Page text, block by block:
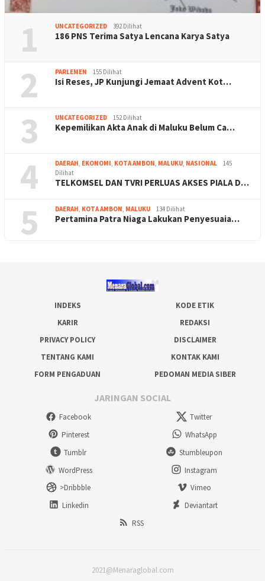
1 UNCATEGORIZED 392 Dilihat
186 PNS Terima Satya Lencana Karya Satya
2 PARLEMEN 155 Dilihat
Isi Reses, JP Kunjungi Jemaat Advent Kot…
3 UNCATEGORIZED 152 Dilihat
Kepemilikan Akta Anak di Maluku Belum Ca…
4 DAERAH, EKONOMI, KOTA AMBON, MALUKU, NASIONAL
145
Dilihat
TELKOMSEL DAN TVRI PERLUAS AKSES PIALA D…
5 DAERAH, KOTA AMBON, MALUKU 134 Dilihat
Pertamina Patra Niaga Lakukan Penyesuaia…
INDEKS
KODE ETIK
KARIR
REDAKSI
PRIVACY POLICY
DISCLAIMER
TENTANG KAMI
KONTAK KAMI
FORM PENGADUAN
PEDOMAN MEDIA SIBER
JARINGAN SOCIAL
Facebook
Twitter
Pinterest
WhatsApp
Tumblr
Stumbleupon
WordPress
Instagram
>Dribbble
Vimeo
Linkedin
Deviantart
RSS
2021@Menaraglobal.com